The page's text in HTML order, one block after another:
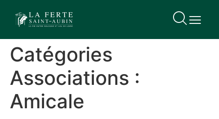
principal
Catégories
Associations :
Amicale